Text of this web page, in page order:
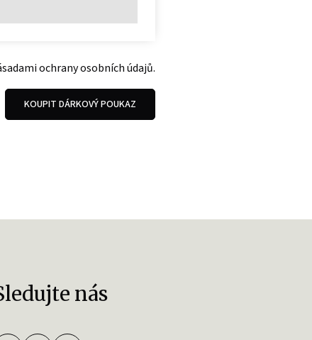
ochrany osobních údajů.
KOUPIT DÁRKOVÝ POUKAZ
nás